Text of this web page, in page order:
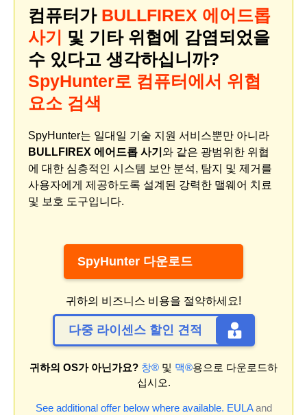
컴퓨터가 BULLFIREX 에어드롭
사기
및 기타 위협에 감염되었을
수 있다고 생각하십니까?
SpyHunter로 컴퓨터에서 위협
요소 검색
SpyHunter는 일대일 기술 지원 서비스뿐만 아니라
BULLFIREX 에어드롭 사기 와 같은 광범위한 위협
에 대한 심층적인 시스템 보안 분석, 탐지 및 제거를
사용자에게 제공하도록 설계된 강력한 맬웨어 치료
및 보호 도구입니다.
SpyHunter 다운로드
귀하의 비즈니스 비용을 절약하세요!
다중 라이센스 할인 견적
귀하의 OS가 아닌가요? 창® 및 맥®용으로 다운로드하
십시오.
See additional offer below where available. EULAand